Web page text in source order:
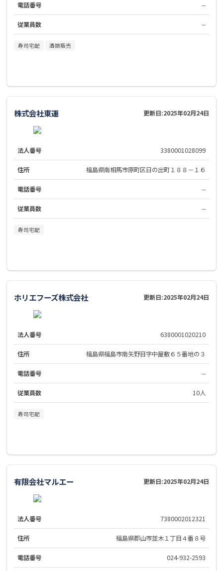
電話番号 --
従業員数 --
寿司宅配 酒類販売
株式会社東運 更新日:2025年02月24日
法人番号 3380001028099
住所 福島県南相馬市原町区日の出町１８８－１６
電話番号 --
従業員数 --
寿司宅配
ホリエフーズ株式会社 更新日:2025年02月24日
法人番号 6380001020210
住所 福島県福島市南矢野目字中屋敷６５番地の３
電話番号 --
従業員数 10人
寿司宅配
有限会社マルエー 更新日:2025年02月24日
法人番号 7380002012321
住所 福島県郡山市並木１丁目４番８号
電話番号 024-932-2593